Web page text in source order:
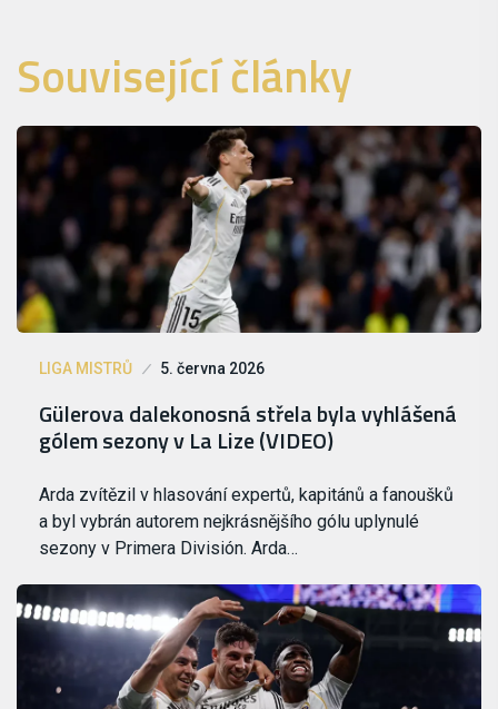
Související články
LIGA MISTRŮ 5. června 2026
Gülerova dalekonosná střela byla vyhlášená
gólem sezony v La Lize (VIDEO)
Arda zvítězil v hlasování expertů, kapitánů a fanoušků
a byl vybrán autorem nejkrásnějšího gólu uplynulé
sezony v Primera División. Arda…